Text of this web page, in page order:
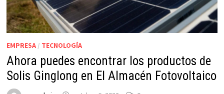
EMPRESA/ TECNOLOGÍA
Ahora puedes encontrar los productos de
Solis Ginglong en El Almacén Fotovoltaico